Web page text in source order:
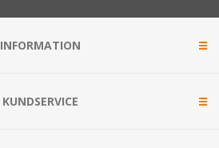
INFORMATION
KUNDSERVICE